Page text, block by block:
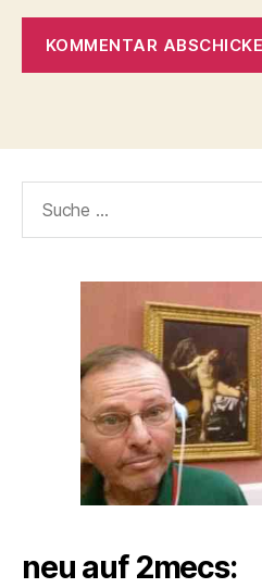
nach:
neu auf 2mecs: